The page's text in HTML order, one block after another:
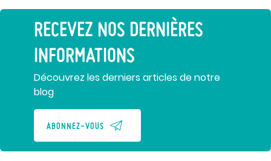
RECEVEZ NOS DERNIÈRES
INFORMATIONS
Découvrez les derniers articles de notre
blog
ABONNEZ-VOUS